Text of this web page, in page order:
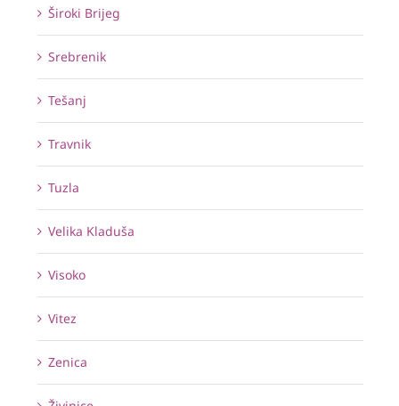
Široki Brijeg
Srebrenik
Tešanj
Travnik
Tuzla
Velika Kladuša
Visoko
Vitez
Zenica